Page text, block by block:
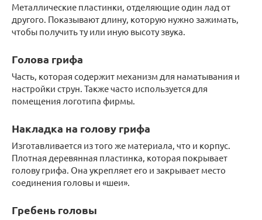
Металлические пластинки, отделяющие один лад от
другого. Показывают длину, которую нужно зажимать,
чтобы получить ту или иную высоту звука.
Голова грифа
Часть, которая содержит механизм для наматывания и
настройки струн. Также часто используется для
помещения логотипа фирмы.
Накладка на голову грифа
Изготавливается из того же материала, что и корпус.
Плотная деревянная пластинка, которая покрывает
голову грифа. Она укрепляет его и закрывает место
соединения головы и «шеи».
Гребень головы